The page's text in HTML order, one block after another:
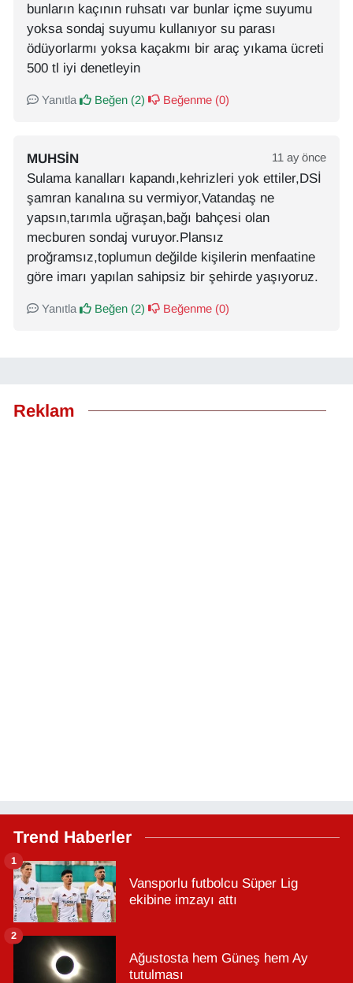
bunların kaçının ruhsatı var bunlar içme suyumu
yoksa sondaj suyumu kullanıyor su parası
ödüyorlarmı yoksa kaçakmı bir araç yıkama ücreti
500 tl iyi denetleyin
Yanıtla Beğen (2) Beğenme (0)
MUHSIN 11 ay önce
Sulama kanalları kapandı,kehrizleri yok ettiler,DSİ
şamran kanalına su vermiyor,Vatandaş ne
yapsın,tarımla uğraşan,bağı bahçesi olan
mecburen sondaj vuruyor.Plansız
proğramsız,toplumun değilde kişilerin menfaatine
göre imarı yapılan sahipsiz bir şehirde yaşıyoruz.
Yanıtla Beğen (2) Beğenme (0)
Reklam
Trend Haberler
Vansporlu futbolcu Süper Lig
ekibine imzayı attı
1
Ağustosta hem Güneş hem Ay
tutulması
2